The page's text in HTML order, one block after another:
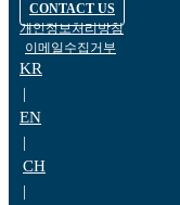
CONTACT US
개인정보처리방침
이메일수집거부
KR
|
EN
|
CH
|